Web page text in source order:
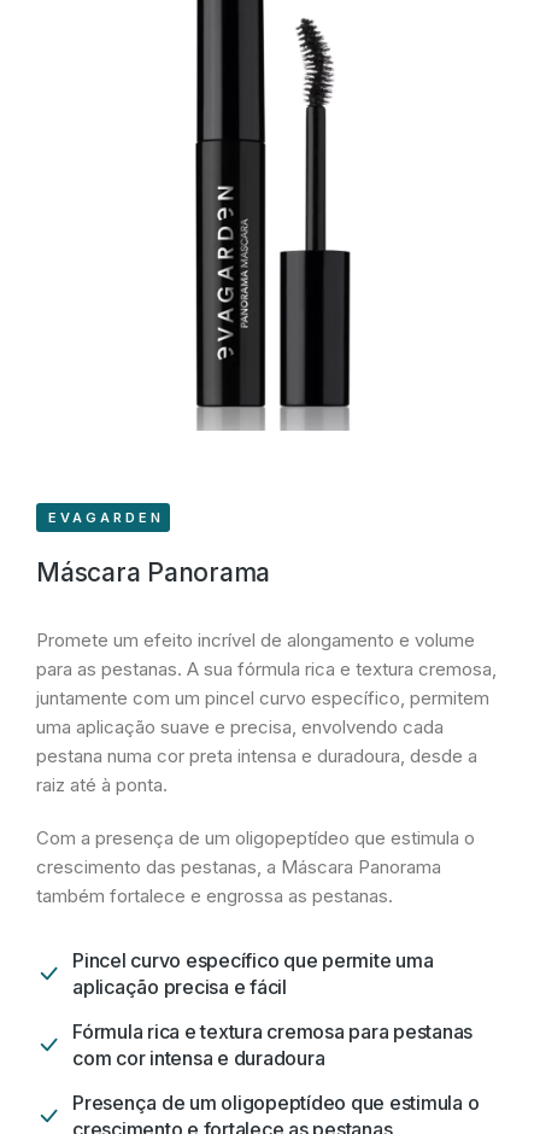
EVAGARDEN
Máscara Panorama
Promete um efeito incrível de alongamento e volume
para as pestanas. A sua fórmula rica e textura cremosa,
juntamente com um pincel curvo específico, permitem
uma aplicação suave e precisa, envolvendo cada
pestana numa cor preta intensa e duradoura, desde a
raiz até à ponta.
Com a presença de um oligopeptídeo que estimula o
crescimento das pestanas, a Máscara Panorama
também fortalece e engrossa as pestanas.
Pincel curvo específico que permite uma
aplicação precisa e fácil
Fórmula rica e textura cremosa para pestanas
com cor intensa e duradoura
Presença de um oligopeptídeo que estimula o
crescimento e fortalece as pestanas